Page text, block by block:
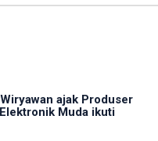
ajak Produser
Muda ikuti